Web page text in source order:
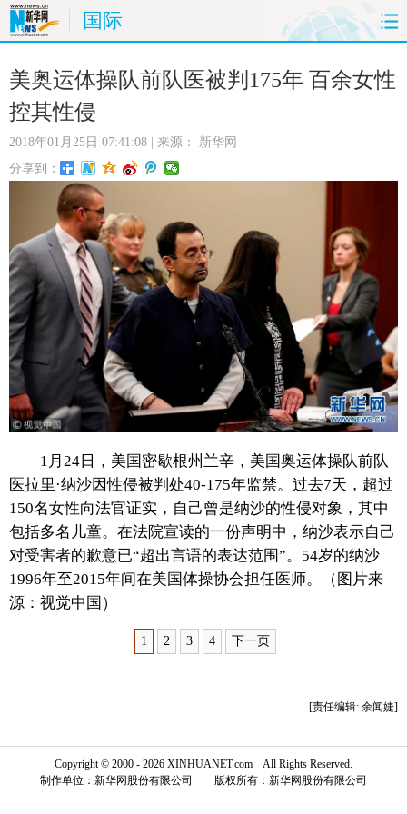
国际
首页 时政 国际 财经
娱乐
时尚 思客
港澳
科技 能源 房产 公司
图片 视频 彩票 食品
旅游 信息化 数据
公益 军事 无人机
新华电视中文 新华电视英文 返回PC
美奥运体操队前队医被判175年 百余女性
控其性侵
2018年01月25日 07:41:08 | 来源： 新华网
分享到：
1月24日，美国密歇根州兰辛，美国奥运体操队前队
医拉里·纳沙因性侵被判处40-175年监禁。过去7天，超过
150名女性向法官证实，自己曾是纳沙的性侵对象，其中
包括多名儿童。在法院宣读的一份声明中，纳沙表示自己
对受害者的歉意已“超出言语的表达范围”。54岁的纳沙
1996年至2015年间在美国体操协会担任医师。（图片来
源：视觉中国）
1 2 3 4 下一页
[责任编辑: 余闻婕]
Copyright © 2000 - 2026 XINHUANET.com All Rights Reserved.
制作单位：新华网股份有限公司 版权所有：新华网股份有限公司